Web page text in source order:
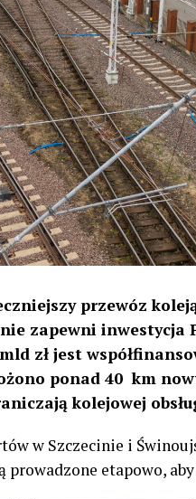
przewóz
zapewni inwestycja
zł jest
ponad 40 km
kolejowej
w Szczecinie i
prowadzone etapowo,